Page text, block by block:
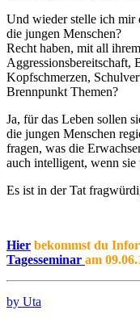
Und wieder stelle ich mir
die jungen Menschen?
Recht haben, mit all
Aggressionsbereitschaft,
Kopfschmerzen,
Brennpunkt Themen?
Ja, für das Leben sollen
die jungen Menschen
fragen, was die
auch intelligent, wenn
Es ist in der Tat
Hier bekommst du
Tagesseminar am
by Uta